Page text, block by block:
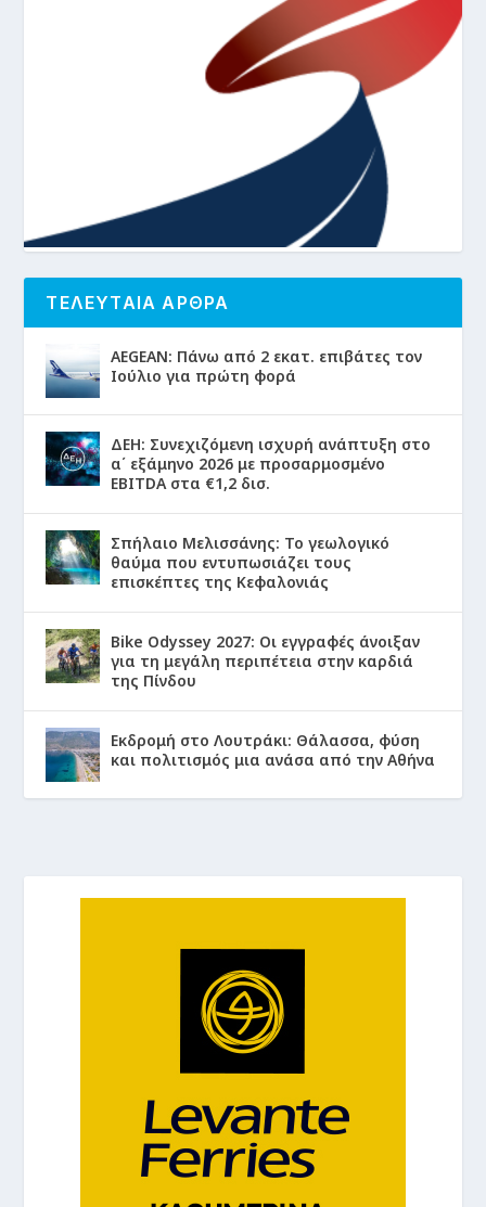
ΤΕΛΕΥΤΑΙΑ ΑΡΘΡΑ
AEGEAN: Πάνω από 2 εκατ. επιβάτες τον
Ιούλιο για πρώτη φορά
ΔΕΗ: Συνεχιζόμενη ισχυρή ανάπτυξη στο
α΄ εξάμηνο 2026 με προσαρμοσμένο
EBITDA στα €1,2 δισ.
Σπήλαιο Μελισσάνης: Το γεωλογικό
θαύμα που εντυπωσιάζει τους
επισκέπτες της Κεφαλονιάς
Bike Odyssey 2027: Οι εγγραφές άνοιξαν
για τη μεγάλη περιπέτεια στην καρδιά
της Πίνδου
Εκδρομή στο Λουτράκι: Θάλασσα, φύση
και πολιτισμός μια ανάσα από την Αθήνα